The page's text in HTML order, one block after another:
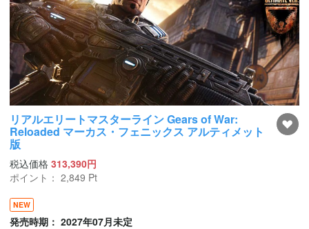
リアルエリートマスターライン Gears of War:
Reloaded マーカス・フェニックス アルティメット
版
税込価格 313,390円
ポイント： 2,849 Pt
NEW
発売時期： 2027年07月未定